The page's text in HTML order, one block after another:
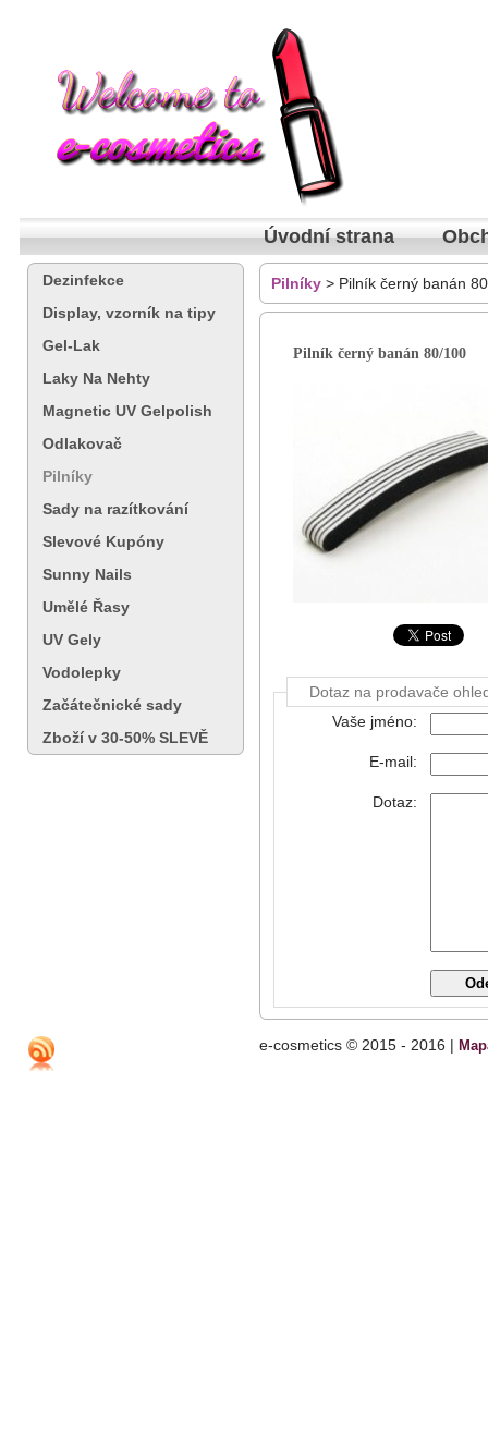
Úvodní strana
Dezinfekce
Display, vzorník na tipy
Gel-Lak
Laky Na Nehty
Magnetic UV Gelpolish
Odlakovač
Pilníky
Sady na razítkování
Slevové Kupóny
Sunny Nails
Umělé Řasy
UV Gely
Vodolepky
Začátečnické sady
Zboží v 30-50% SLEVĚ
Pilníky > Pilník černý banán
Pilník černý banán 80/100
Dotaz na prodavače
Vaše jméno:
E-mail:
Dotaz:
e-cosmetics © 2015 - 2016 |